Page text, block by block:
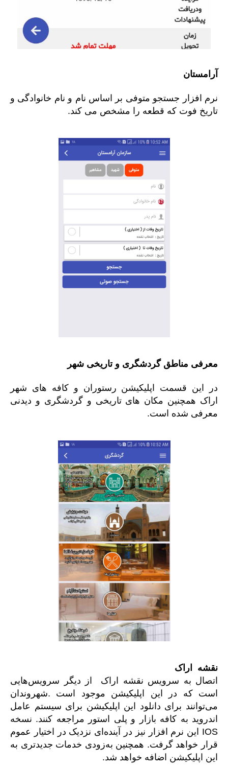
آرامستان
نرم افزار جستجو متوفی بر اساس نام و نام خانوادگی و
تاریخ فوت که قطعه را مشخص می کند.
معرفی مناطق گردشگری و تاریخی شهر
در این قسمت اپلیکیشن رستوران و کافه های شهر
اراک همچنین مکان های تاریخی و گردشگری و دیدنی
معرفی شده است.
نقشه
اراک
اتصال به سرویس نقشه اراک از دیگر سرویس‌هایی
است که در این اپلیکیشن موجود است .شهروندان
می‌توانند برای دانلود این اپلیکیشن برای سیستم عامل
اندروید به کافه بازار و پلی استور مراجعه کنند. نسخه
IOS این نرم افزار نیز در آینده‌ای نزدیک در اختیار عموم
قرار خواهد گرفت. همچنین به‌زودی خدمات جدیدتری به
این اپلیکیشن اضافه خواهد شد.